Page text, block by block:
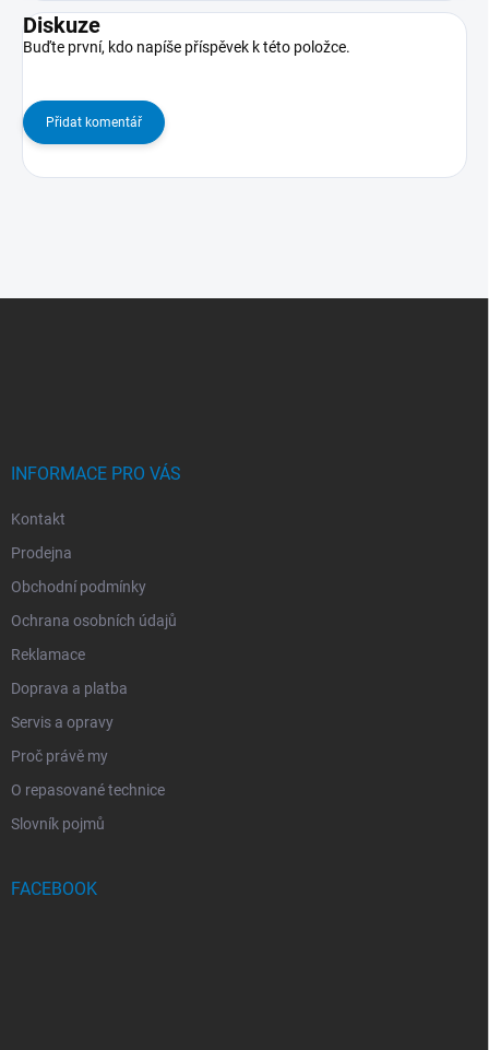
Diskuze
Buďte první, kdo napíše příspěvek k této položce.
Přidat komentář
INFORMACE PRO VÁS
Kontakt
Prodejna
Obchodní podmínky
Ochrana osobních údajů
Reklamace
Doprava a platba
Servis a opravy
Proč právě my
O repasované technice
Slovník pojmů
FACEBOOK